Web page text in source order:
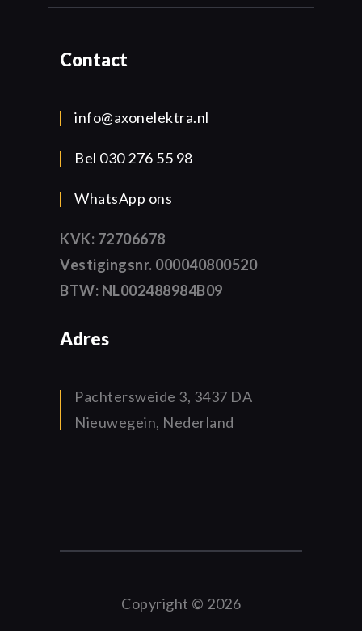
Contact
info@axonelektra.nl
Bel 030 276 55 98
WhatsApp ons
KVK: 72706678
Vestigingsnr. 000040800520
BTW: NL002488984B09
Adres
Pachtersweide 3, 3437 DA
Nieuwegein, Nederland
Copyright © 2026